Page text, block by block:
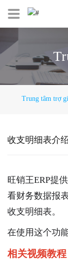
Trung tâm trợ
收支明细表介
旺销王ERP提
看财务数据报
收支明细表。
在使用这个功
相关视频教程